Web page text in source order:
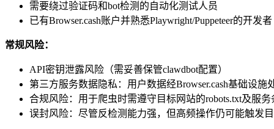
需要绕过验证码和bot检测的自动化测试人员
已有Browser.cash账户并熟悉Playwright/Puppeteer的开发者
常规风险：
API密钥泄露风险（需妥善保管clawdbot配置）
第三方服务数据隐私：用户数据经Browser.cash基础设
合规风险：用于爬虫时需遵守目标网站的robots.txt及服
误封风险：尽管反检测能力强，但高频操作仍可能触发